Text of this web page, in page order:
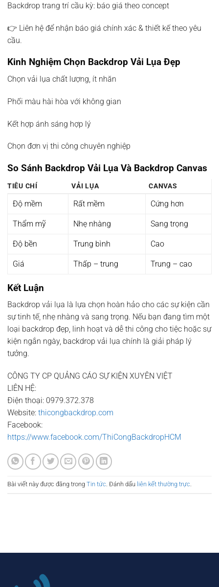
Backdrop trang trí cầu kỳ: báo giá theo concept
👉 Liên hệ để nhận báo giá chính xác & thiết kế theo yêu
cầu.
Kinh Nghiệm Chọn Backdrop Vải Lụa Đẹp
Chọn vải lụa chất lượng, ít nhăn
Phối màu hài hòa với không gian
Kết hợp ánh sáng hợp lý
Chọn đơn vị thi công chuyên nghiệp
So Sánh Backdrop Vải Lụa Và Backdrop Canvas
TIÊU CHÍ VẢI LỤA CANVAS
Độ mềm Rất mềm Cứng hơn
Thẩm mỹ Nhẹ nhàng Sang trọng
Độ bền Trung bình Cao
Giá Thấp – trung Trung – cao
Kết Luận
Backdrop vải lụa là lựa chọn hoàn hảo cho các sự kiện cần
sự tinh tế, nhẹ nhàng và sang trọng. Nếu bạn đang tìm một
loại backdrop đẹp, linh hoạt và dễ thi công cho tiệc hoặc sự
kiện ngắn ngày, backdrop vải lụa chính là giải pháp lý
tưởng.
CÔNG TY CP QUẢNG CÁO SỰ KIỆN XUYÊN VIỆT
LIÊN HỆ:
Điện thoại: 0979.372.378
Website: thicongbackdrop.com
Facebook:
https://www.facebook.com/ThiCongBackdropHCM
Bài viết này được đăng trong Tin tức. Đánh dấu liên kết thường trực.